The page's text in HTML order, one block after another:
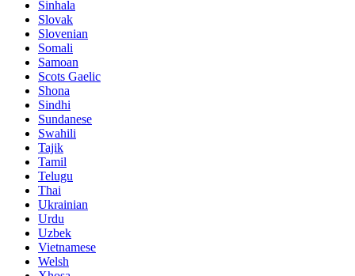
Sinhala
Slovak
Slovenian
Somali
Samoan
Scots Gaelic
Shona
Sindhi
Sundanese
Swahili
Tajik
Tamil
Telugu
Thai
Ukrainian
Urdu
Uzbek
Vietnamese
Welsh